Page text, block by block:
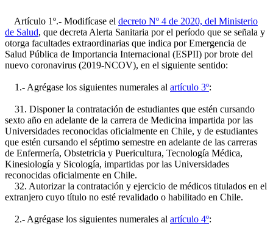
Artículo 1º.- Modifícase el decreto Nº 4 de 2020, del Ministerio
de Salud, que decreta Alerta Sanitaria por el período que se señala y
otorga facultades extraordinarias que indica por Emergencia de
Salud Pública de Importancia Internacional (ESPII) por brote del
nuevo coronavirus (2019-NCOV), en el siguiente sentido:
1.- Agrégase los siguientes numerales al artículo 3º:
31. Disponer la contratación de estudiantes que estén cursando
sexto año en adelante de la carrera de Medicina impartida por las
Universidades reconocidas oficialmente en Chile, y de estudiantes
que estén cursando el séptimo semestre en adelante de las carreras
de Enfermería, Obstetricia y Puericultura, Tecnología Médica,
Kinesiología y Sicología, impartidas por las Universidades
reconocidas oficialmente en Chile.
32. Autorizar la contratación y ejercicio de médicos titulados en el
extranjero cuyo título no esté revalidado o habilitado en Chile.
2.- Agrégase los siguientes numerales al artículo 4º: